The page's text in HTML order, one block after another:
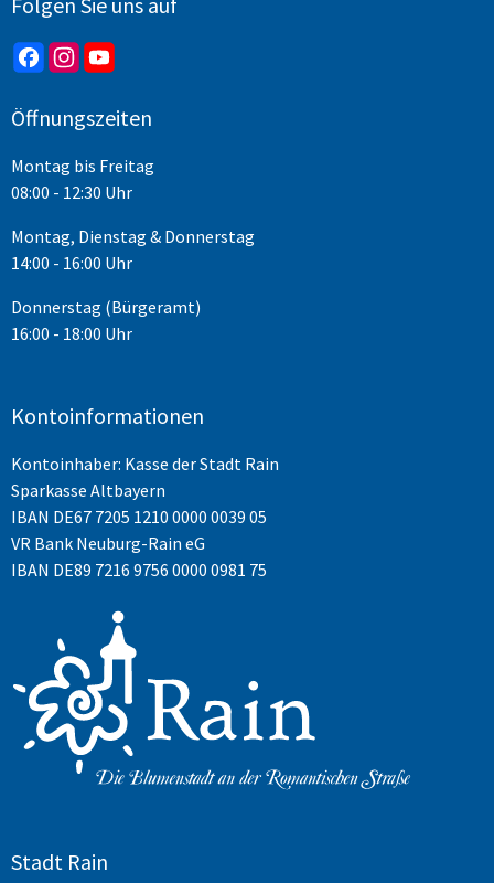
Öffnungszeiten
Montag bis Freitag
08:00 - 12:30 Uhr
Montag, Dienstag & Donnerstag
14:00 - 16:00 Uhr
Donnerstag (Bürgeramt)
16:00 - 18:00 Uhr
Kontoinformationen
Kontoinhaber: Kasse der Stadt Rain
Sparkasse Altbayern
IBAN DE67 7205 1210 0000 0039 05
VR Bank Neuburg-Rain eG
IBAN DE89 7216 9756 0000 0981 75
Stadt Rain